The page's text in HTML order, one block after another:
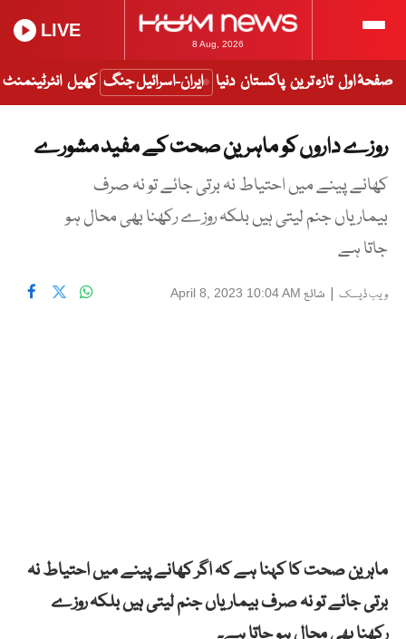
8 Aug, 2026
LIVE
صفحۂ اول تازہ ترین پاکستان دنیا ایران-اسرائیل جنگ کھیل انٹرٹینمنٹ
روزے داروں کو ماہرین صحت کے مفید مشورے
کھانے پینے میں احتیاط نہ برتی جائے تو نہ صرف
بیماریاں جنم لیتی ہیں بلکہ روزے رکھنا بھی محال ہو
جاتا ہے
ویب ڈیسک | شائع April 8, 2023 10:04 AM
ماہرین صحت کا کہنا ہے کہ اگر کھانے پینے میں احتیاط نہ
برتی جائے تو نہ صرف بیماریاں جنم لیتی ہیں بلکہ روزے